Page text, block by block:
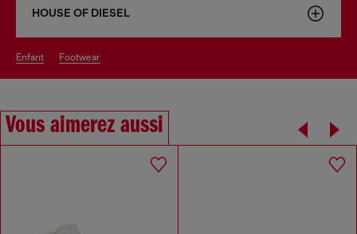
HOUSE OF DIESEL
enfant footwear
Vous aimerez aussi